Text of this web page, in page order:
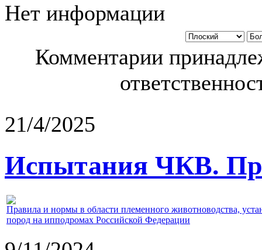
Нет информации
Комментарии
21/4/2025
Испытания ЧКВ.
Правила и нормы в области племенного животноводства,
пород на ипподромах Российской Федерации